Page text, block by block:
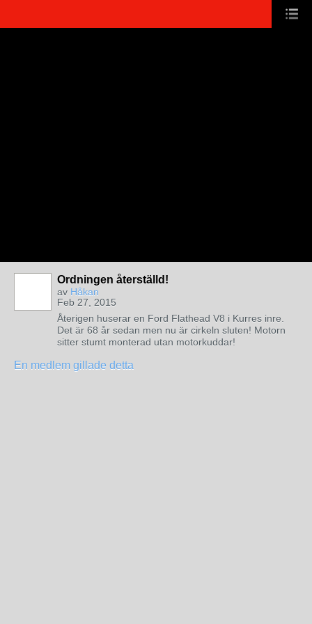
Ordningen återställd!
av Håkan
Feb 27, 2015
Återigen huserar en Ford Flathead V8 i Kurres inre.
Det är 68 år sedan men nu är cirkeln sluten! Motorn
sitter stumt monterad utan motorkuddar!
En medlem gillade detta